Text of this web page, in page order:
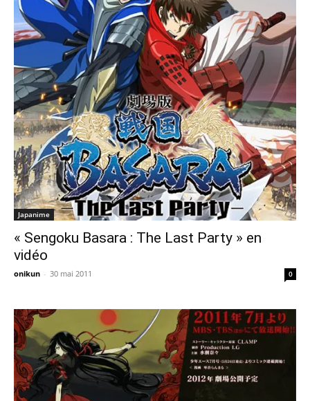
Japanime
« Sengoku Basara : The Last Party » en
vidéo
onikun - 30 mai 2011 0